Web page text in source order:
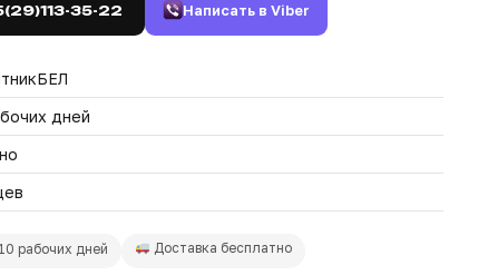
35-22 Написать в Viber
дней
рабочих дней Доставка бесплатно